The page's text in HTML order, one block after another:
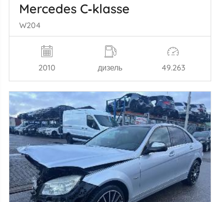
Mercedes C‑klasse
W204
2010 дизель 49.263